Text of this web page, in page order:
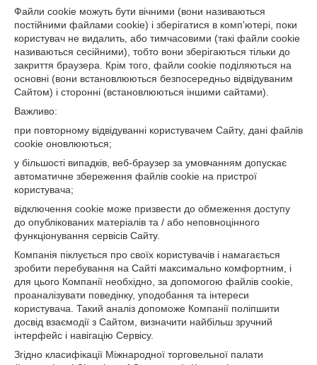
Файли cookie можуть бути вічними (вони називаються
постійними файлами cookie) і зберігатися в комп'ютері, поки
користувач не видалить, або тимчасовими (такі файли cookie
називаються сесійними), тобто вони зберігаються тільки до
закриття браузера. Крім того, файли cookie поділяються на
основні (вони встановлюються безпосередньо відвідуваним
Сайтом) і сторонні (встановлюються іншими сайтами).
Важливо:
при повторному відвідуванні користувачем Сайту, дані файлів
cookie оновлюються;
у більшості випадків, веб-браузер за умовчанням допускає
автоматичне збереження файлів cookie на пристрої
користувача;
відключення cookie може призвести до обмеження доступу
до опублікованих матеріалів та / або неповноцінного
функціонування сервісів Сайту.
Компанія піклується про своїх користувачів і намагається
зробити перебування на Сайті максимально комфортним, і
для цього Компанії необхідно, за допомогою файлів cookie,
проаналізувати поведінку, уподобання та інтереси
користувача. Такий аналіз допоможе Компанії поліпшити
досвід взаємодії з Сайтом, визначити найбільш зручний
інтерфейс і навігацію Сервісу.
Згідно класифікації Міжнародної торговельної палати